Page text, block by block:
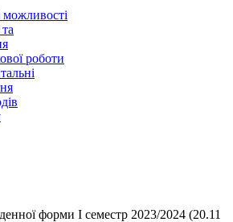
можливості
роботи
форми І семестр 2023/2024 (20.11